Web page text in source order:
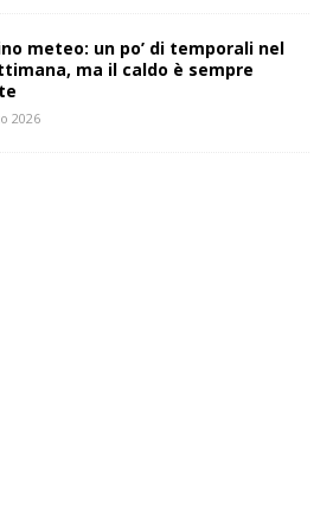
meteo: un po’ di temporali nel
ma il caldo è sempre
2026